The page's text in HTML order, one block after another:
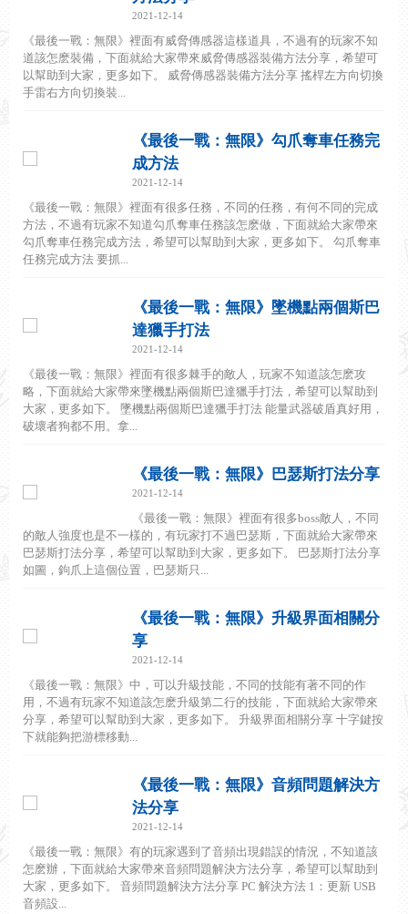
2021-12-14
《最後一戰：無限》裡面有威脅傳感器這樣道具，不過有的玩家不知
道該怎麽裝備，下面就給大家帶來威脅傳感器裝備方法分享，希望可
以幫助到大家，更多如下。 威脅傳感器裝備方法分享 搖桿左方向切換
手雷右方向切換裝...
《最後一戰：無限》勾爪奪車任務完
成方法
2021-12-14
《最後一戰：無限》裡面有很多任務，不同的任務，有何不同的完成
方法，不過有玩家不知道勾爪奪車任務該怎麽做，下面就給大家帶來
勾爪奪車任務完成方法，希望可以幫助到大家，更多如下。 勾爪奪車
任務完成方法 要抓...
《最後一戰：無限》墜機點兩個斯巴
達獵手打法
2021-12-14
《最後一戰：無限》裡面有很多棘手的敵人，玩家不知道該怎麽攻
略，下面就給大家帶來墜機點兩個斯巴達獵手打法，希望可以幫助到
大家，更多如下。 墜機點兩個斯巴達獵手打法 能量武器破盾真好用，
破壞者狗都不用。拿...
《最後一戰：無限》巴瑟斯打法分享
2021-12-14
《最後一戰：無限》裡面有很多boss敵人，不同
的敵人強度也是不一樣的，有玩家打不過巴瑟斯，下面就給大家帶來
巴瑟斯打法分享，希望可以幫助到大家，更多如下。 巴瑟斯打法分享
如圖，鉤爪上這個位置，巴瑟斯只...
《最後一戰：無限》升級界面相關分
享
2021-12-14
《最後一戰：無限》中，可以升級技能，不同的技能有著不同的作
用，不過有玩家不知道該怎麽升級第二行的技能，下面就給大家帶來
分享，希望可以幫助到大家，更多如下。 升級界面相關分享 十字鍵按
下就能夠把游標移動...
《最後一戰：無限》音頻問題解決方
法分享
2021-12-14
《最後一戰：無限》有的玩家遇到了音頻出現錯誤的情況，不知道該
怎麽辦，下面就給大家帶來音頻問題解決方法分享，希望可以幫助到
大家，更多如下。 音頻問題解決方法分享 PC 解決方法 1：更新 USB
音頻設...